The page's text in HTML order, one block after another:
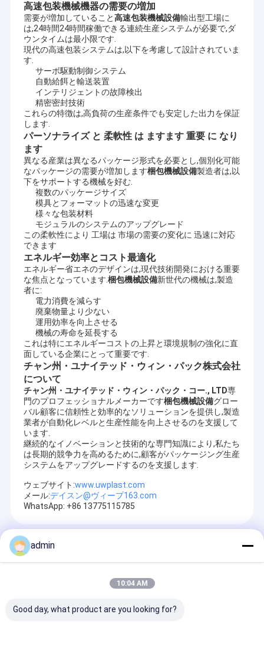
高速包装機械機器の需要の増加
需要が増加していること高速包装機械設備輸出型工場に
は,24時間24時間稼働できる連続生産システムが必要で,ダ
ウンタイムは最小限です.
現代の高速包装システムは,以下を考慮して設計されていま
す.
サーボ駆動制御システム
自動給餌と輸送装置
インテリジェントの故障検出
精密密封技術
これらの特徴は,高負荷の生産条件でも安定した出力を保証
します.
パーソナライズ と 柔軟性 は ますます 重要 に なり
ます
異なる産業は異なるパッケージ形式を必要とし,個別化可能
なパッケージの需要が増加します梱包機械設備製造者は,以
下をサポートする機械を好む.
複数のパッケージサイズ
模具とフォーマットの迅速な変更
様々な包装材料
モジュラルのシステムのアップグレード
この柔軟性により 工場は 市場の需要の変化に 迅速に対応
できます
エネルギー効率とコスト最適化
エネルギー省エネのデザインは,現代技術開発における重要
な焦点となっています.梱包機械設備新世代の機械は,製造
者に:
電力消費を減らす
廃棄物量より少ない
運用効率を向上させる
機械の寿命を延長する
これは特にエネルギーコストの上昇と環境規制の強化に直
面している企業にとって重要です.
チャン州・ユナイテッド・ウィン・パック株式会社
について
チャン州・ユナイテッド・ウィン・パック・コー., LTD専
門のプロフェッショナルメーカーです梱包機械設備グロー
バル顧客に信頼性と効率的なソリューションを提供し,製造
業者が自動化レベルと生産性能を向上させるのを支援して
います.
継続的なイノベーションと技術的な専門知識により,私たち
は長期的競争力を高めるために,顧客がパッケージング生産
システムをアップグレードするのを支援します.
ウェブサイト:www.uwplast.com
メール:デイスン@ヴィープ163.com
WhatsApp: +86 13775115785
おすすめ商品
admin
10:04 AM
Good day, what product are you looking for?